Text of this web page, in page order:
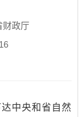
财政厅
中央和省自然